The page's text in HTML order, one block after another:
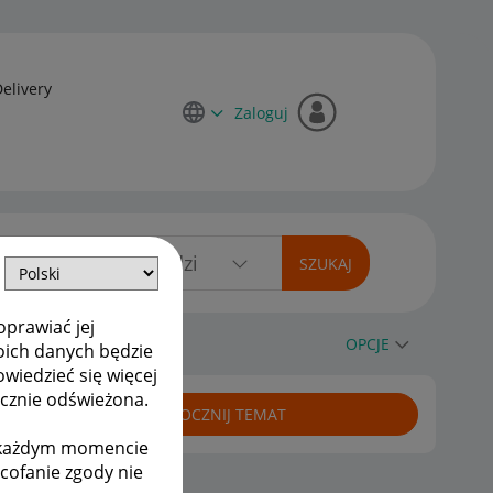
jej
danych będzie
się więcej
odświeżona.
momencie
zgody nie
Zaloguj
OPCJE
ROZPOCZNIJ TEMAT